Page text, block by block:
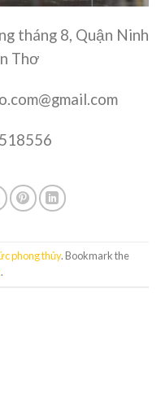
tháng 8, Quận Ninh
Thơ
phong thủy. Bookmark the
.